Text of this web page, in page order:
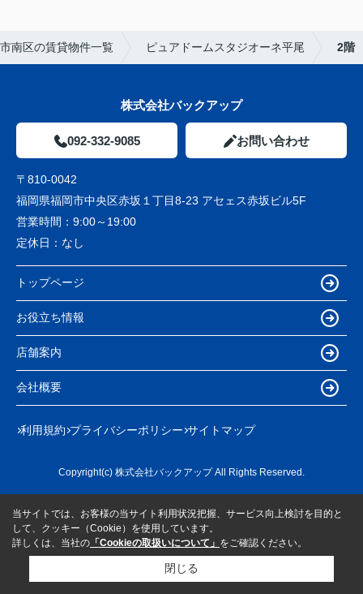
南区の賃貸物件一覧 ピュアドームスタジオーネ平尾 2階
株式会社バックアップ
092-332-9085 お問い合わせ
〒810-0042
福岡県福岡市中央区赤坂１丁目8-23 アセェス赤坂ビル5F
営業時間： 9:00～19:00
定休日： なし
トップページ
お役立ち情報
店舗案内
会社概要
利用規約 プライバシーポリシー サイトマップ
Copyright(c) 株式会社バックアップ All Rights Reserved.
当サイトでは、お客様の当サイト利用状況把握、サービス向上検討を目的と
して、クッキー（Cookie）を使用しています。
詳しくは、当社の 「Cookieの取扱いについて」 をご確認ください。
閉じる